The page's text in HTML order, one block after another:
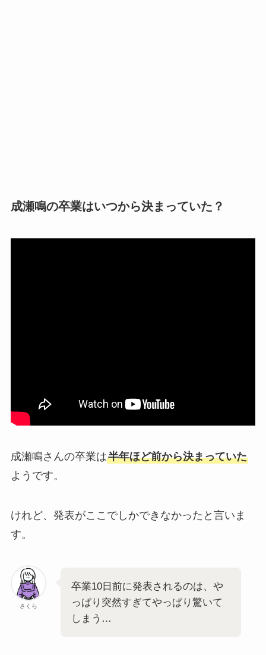
成瀬鳴の卒業はいつから決まっていた？
成瀬鳴さんの卒業は半年ほど前から決まっていた
ようです。
けれど、発表がここでしかできなかったと言いま
す。
さくら
卒業10日前に発表されるのは、や
っぱり突然すぎてやっぱり驚いて
しまう…